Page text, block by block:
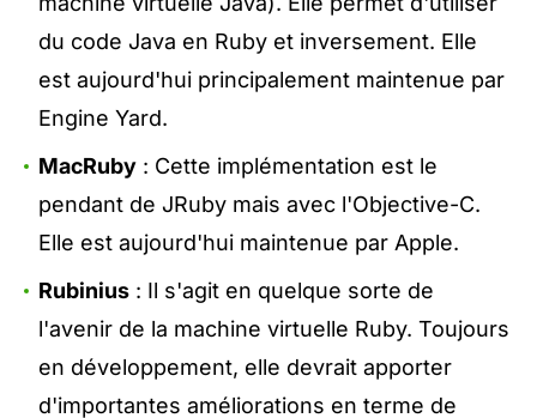
du code Java en Ruby et inversement. Elle
est aujourd'hui principalement maintenue par
Engine Yard.
MacRuby : Cette implémentation est le
pendant de JRuby mais avec l'Objective-C.
Elle est aujourd'hui maintenue par Apple.
Rubinius : Il s'agit en quelque sorte de
l'avenir de la machine virtuelle Ruby. Toujours
en développement, elle devrait apporter
d'importantes améliorations en terme de